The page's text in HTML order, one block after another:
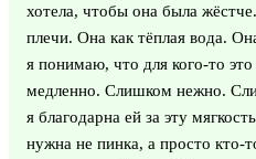
хотела, чтобы она была
плечи. Она как тёплая вода.
я понимаю, что для кого-то
медленно. Слишком нежно.
я благодарна ей за эту
нужна не пинка, а просто кто-